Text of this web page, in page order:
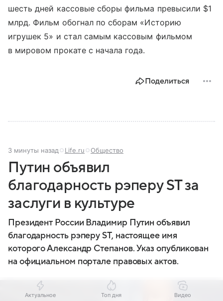
шесть дней кассовые сборы фильма превысили $1
млрд. Фильм обогнал по сборам «Историю
игрушек 5» и стал самым кассовым фильмом
в мировом прокате с начала года.
Поделиться
3 минуты назад Life.ru Общество
Путин объявил
благодарность рэперу ST за
заслуги в культуре
Президент России Владимир Путин объявил
благодарность рэперу ST, настоящее имя
которого Александр Степанов. Указ опубликован
на официальном портале правовых актов.
Актуальное Топ дня Видео